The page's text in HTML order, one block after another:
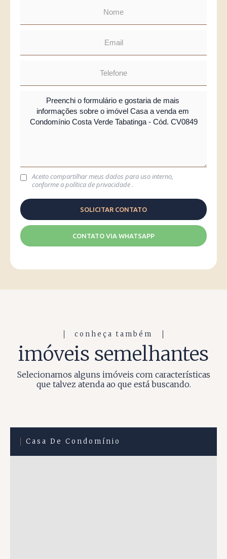
Aceito compartilhar meus dados para uso interno,
conforme apolítica de privacidade.
CONTATO VIA WHATSAPP
conheça também
imóveis semelhantes
Selecionamos alguns imóveis com características
que talvez atenda ao que está buscando.
Casa De Condomínio